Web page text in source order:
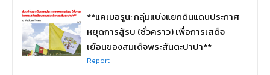
**แคเมอรูน: กลุ่มแบ่งแยกดินแดนประกาศ
หยุดการสู้รบ (ชั่วคราว) เพื่อการเสด็จ
เยือนของสมเด็จพระสันตะปาปา**
Report